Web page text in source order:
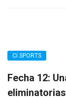
CI SPORTS
Fecha 12: